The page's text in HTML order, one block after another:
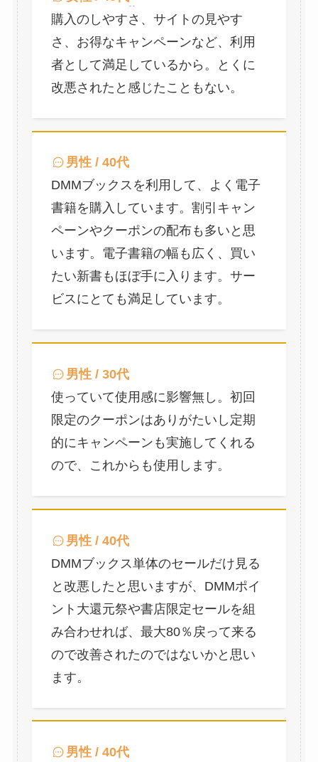
購入のしやすさ、サイトの見やす
さ、お得なキャンペーンなど、利用
者として満足しているから。とくに
改悪されたと感じたこともない。
男性 / 40代
DMMブックスを利用して、よく電子
書籍を購入しています。割引キャン
ペーンやクーポンの配布も多いと思
います。電子書籍の幅も広く、買い
たい新書もほぼ手に入ります。サー
ビスにとても満足しています。
男性 / 30代
使っていて使用感に影響無し。初回
限定のクーポンはありがたいし定期
的にキャンペーンも実施してくれる
ので、これからも使用します。
男性 / 40代
DMMブックス単体のセールだけ見る
と改悪したと思いますが、DMMポイ
ント大還元祭や書店限定セールを組
み合わせれば、最大80％戻って来る
ので改善されたのではないかと思い
ます。
男性 / 40代